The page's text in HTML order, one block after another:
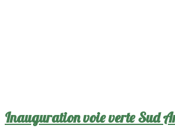
Inauguration voie verte Sud